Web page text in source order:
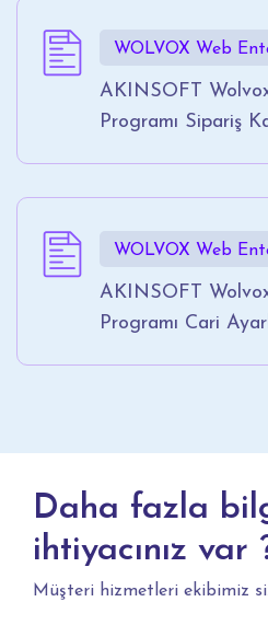
WOLVOX Web
AKINSOFT
Programı Sipariş
WOLVOX Web
AKINSOFT
Programı Cari
Daha fazla
ihtiyacınız var
Müşteri hizmetleri ekibimiz